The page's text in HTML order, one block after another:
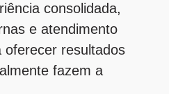
consolidada,
e atendimento
oferecer resultados
fazem a